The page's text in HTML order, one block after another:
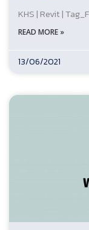
KHS | Revit |
READ MORE »
13/06/2021